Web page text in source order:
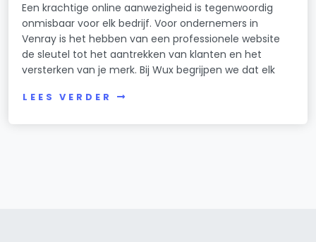
Een krachtige online aanwezigheid is tegenwoordig
onmisbaar voor elk bedrijf. Voor ondernemers in
Venray is het hebben van een professionele website
de sleutel tot het aantrekken van klanten en het
versterken van je merk. Bij Wux begrijpen we dat elk
LEES VERDER